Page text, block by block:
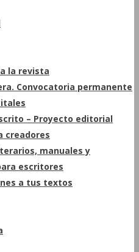
la revista
Convocatoria permanente
– Proyecto editorial
creadores
manuales y
escritores
a tus textos